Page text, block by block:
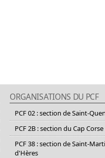
ORGANISATIONS DU PCF
PCF 02 : section de Saint-
PCF 2B : section du Cap Corse
PCF 38 : section de Saint-
d'Hères